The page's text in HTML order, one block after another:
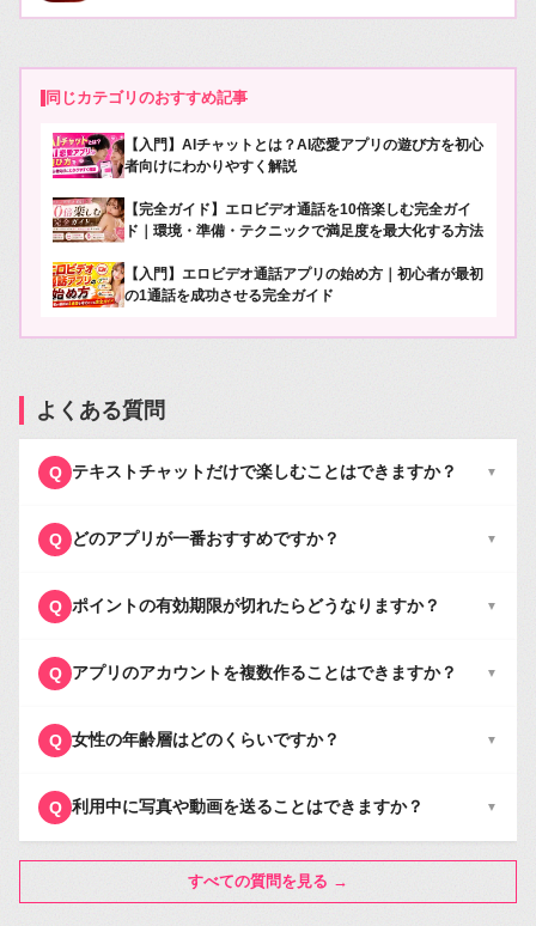
同じカテゴリのおすすめ記事
【入門】AIチャットとは？AI恋愛アプリの遊び方を初心
者向けにわかりやすく解説
【完全ガイド】エロビデオ通話を10倍楽しむ完全ガイ
ド｜環境・準備・テクニックで満足度を最大化する方法
【入門】エロビデオ通話アプリの始め方｜初心者が最初
の1通話を成功させる完全ガイド
よくある質問
Q テキストチャットだけで楽しむことはできますか？ ▼
Q どのアプリが一番おすすめですか？ ▼
Q ポイントの有効期限が切れたらどうなりますか？ ▼
Q アプリのアカウントを複数作ることはできますか？ ▼
Q 女性の年齢層はどのくらいですか？ ▼
Q 利用中に写真や動画を送ることはできますか？ ▼
すべての質問を見る →